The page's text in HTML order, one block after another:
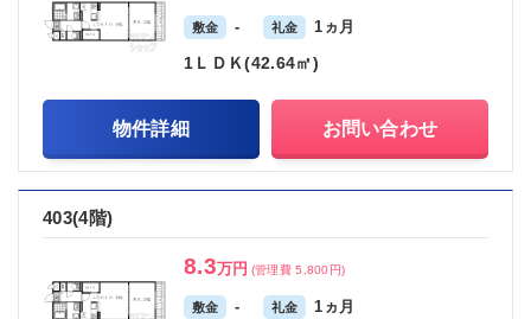
敷金 - 礼金 1ヵ月
1ＬＤＫ(42.64㎡)
物件詳細 お問い合わせ
403(4階)
8.3万円 (管理費 5,800円)
敷金 - 礼金 1ヵ月